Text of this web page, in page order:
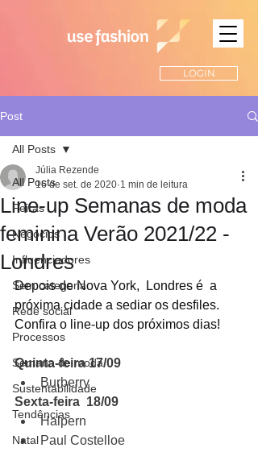
LOGIN
Post
All Posts
Feiras
Negócios
Influenciadores
Sem categoria
Rede social
Processos
Semana de moda
Sustentabilidade
Tendências
Natal
All Posts
Line-up Semanas de moda
feminina Verão 2021/22 -
Londres
Júlia Rezende
16 de set. de 2020 1 min de leitura
Depois de Nova York,  Londres é  a
próxima cidade a sediar os desfiles.
Confira o line-up dos próximos dias!
Quinta-feira 17/09
Burberry
Sexta-feira  18/09
Halpern
Paul Costelloe